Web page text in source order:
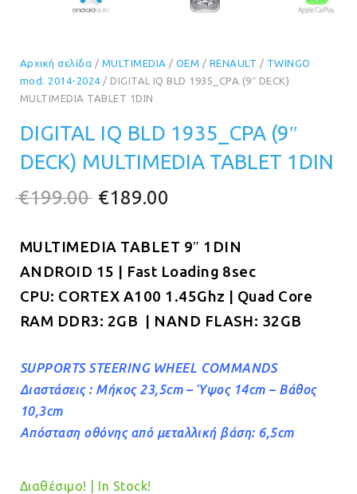
Αρχική σελίδα / MULTIMEDIA / OEM / RENAULT / TWINGO
mod. 2014-2024 / DIGITAL IQ BLD 1935_CPA (9″ DECK)
MULTIMEDIA TABLET 1DIN
DIGITAL IQ BLD 1935_CPA (9″
DECK) MULTIMEDIA TABLET 1DIN
€199.00 Original
was:
€199.00.
€189.00
τιμή
είναι:
€189.00.
MULTIMEDIA TABLET 9″ 1DIN
ANDROID 15 | Fast Loading 8sec
CPU: CORTEX A100 1.45Ghz | Quad Core
RAM DDR3: 2GB | NAND FLASH: 32GB
SUPPORTS STEERING WHEEL COMMANDS
Διαστάσεις : Μήκος 23,5cm – Ύψος 14cm – Βάθος
10,3cm
Απόσταση οθόνης από μεταλλική βάση: 6,5cm
Διαθέσιμο! | In Stock!